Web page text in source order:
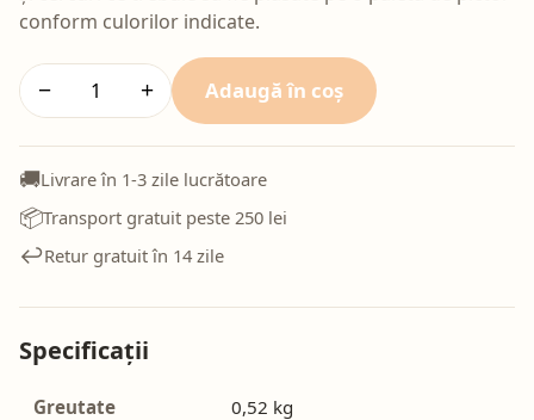
conform culorilor indicate.
− + Adaugă în coș
🚚Livrare în 1-3 zile lucrătoare
📦Transport gratuit peste 250 lei
↩️Retur gratuit în 14 zile
Specificații
Greutate 0,52 kg